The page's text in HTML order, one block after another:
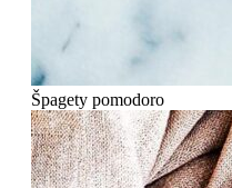
Špagety pomodoro